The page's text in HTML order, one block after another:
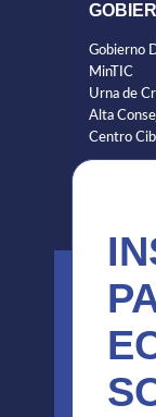
Gobierno
MinTIC
Urna de
Alta
Centro